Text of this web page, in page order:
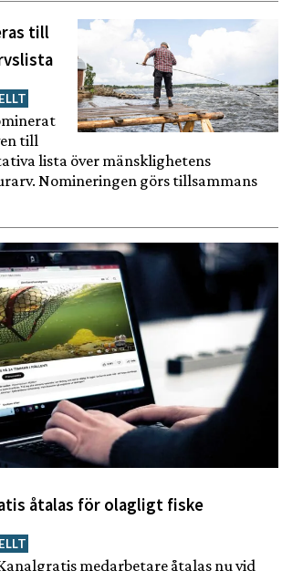
till
till
lista över mänsklighetens
Nomineringen görs tillsammans
åtalas för olagligt fiske
medarbetare åtalas nu vid